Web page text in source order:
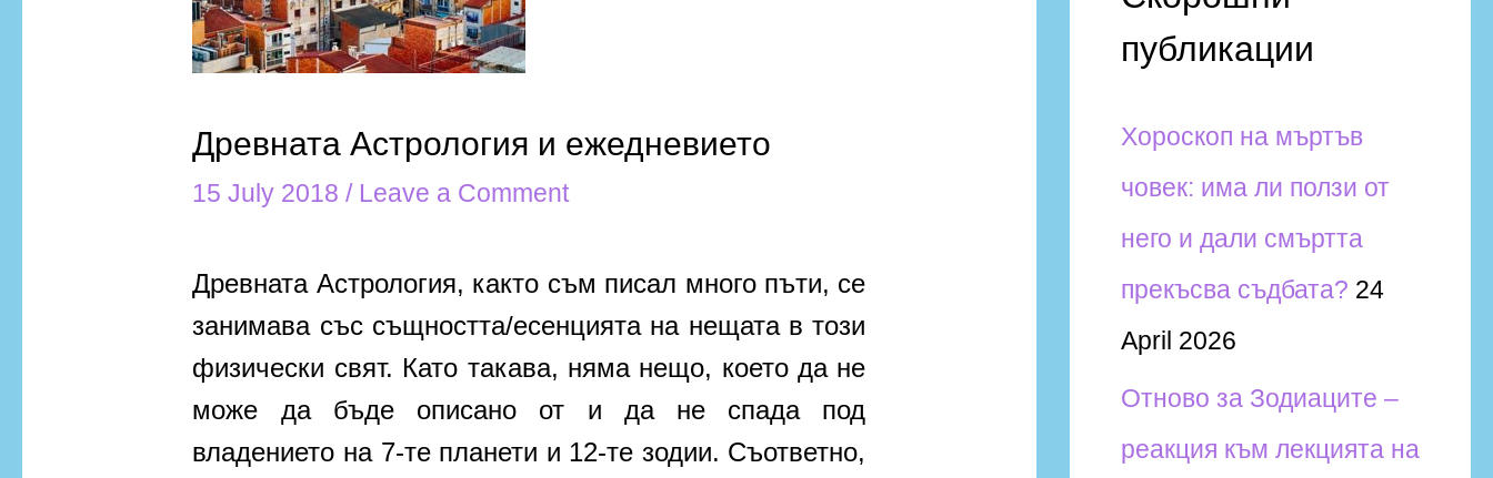
Древната Астрология и ежедневието
15 July 2018/ Leave a Comment
Древната Астрология, както съм писал много пъти, се
занимава със същността/есенцията на нещата в този
физически свят. Като такава, няма нещо, което да не
може да бъде описано от и да не спада под
владението на 7-те планети и 12-те зодии. Съответно,
h
o
r
:
публикации
Хороскоп на мъртъв
човек: има ли ползи от
него и дали смъртта
прекъсва съдбата? 24
April 2026
Отново за Зодиаците –
реакция към лекцията на
и